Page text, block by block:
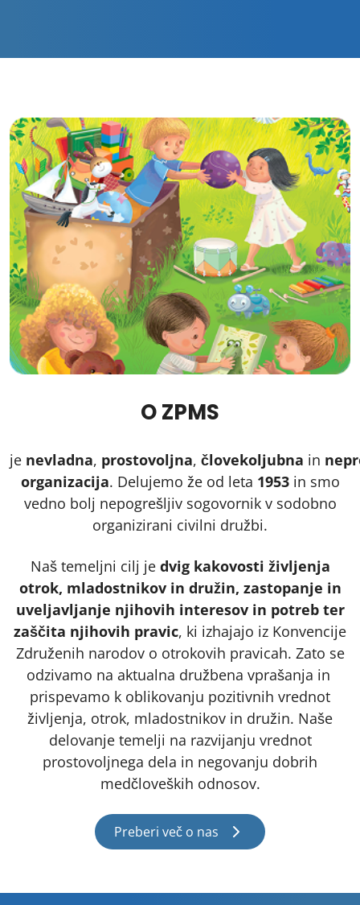
O ZPMS
je nevladna, prostovoljna, človekoljubna in
organizacija. Delujemo že od leta 1953 in smo
vedno bolj nepogrešljiv sogovornik v sodobno
organizirani civilni družbi.
Naš temeljni cilj jedvig kakovosti življenja
otrok, mladostnikov in družin, zastopanje in
uveljavljanje njihovih interesov in potreb ter
zaščita njihovih pravic, ki izhajajo iz Konvencije
Združenih narodov o otrokovih pravicah. Zato se
odzivamo na aktualna družbena vprašanja in
prispevamo k oblikovanju pozitivnih vrednot
življenja, otrok, mladostnikov in družin. Naše
delovanje temelji na razvijanju vrednot
prostovoljnega dela in negovanju dobrih
medčloveških odnosov.
Preberi več o nas